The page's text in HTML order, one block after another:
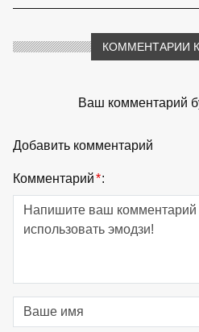
КОММЕНТАРИИ
Ваш комментарий
Добавить комментарий
Комментарий*: